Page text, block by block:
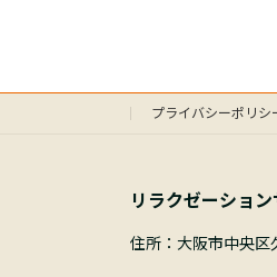
プライバシーポリシ
リラクゼーショ
住所：大阪市中央区